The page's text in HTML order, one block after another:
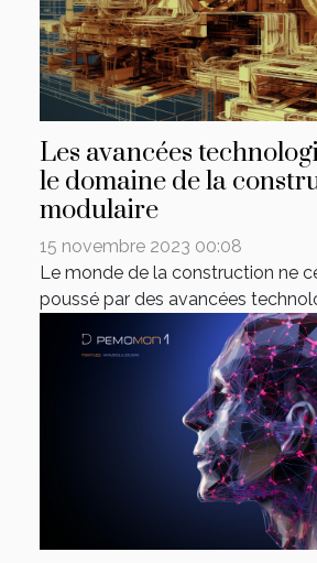
Les avancées
le domaine de la
modulaire
15 novembre 2023 00:08
Le monde de la construction ne
poussé par des avancées